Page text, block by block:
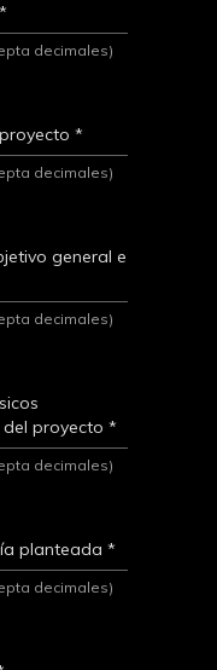
*
decimales)
*
decimales)
general e
decimales)
proyecto *
decimales)
planteada *
decimales)